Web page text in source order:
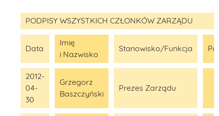
PODPISY WSZYSTKICH CZŁONKÓW ZARZĄDU
Data
Imię
i Nazwisko
Stanowisko/Funkcja
2012-
04-
30
Grzegorz
Baszczyński
Prezes Zarządu